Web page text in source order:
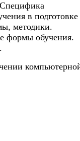
в подготовке
методики.
формы обучения.